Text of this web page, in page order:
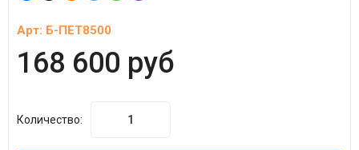
Арт: Б-ПЕТ8500
168 600 руб
Количество: